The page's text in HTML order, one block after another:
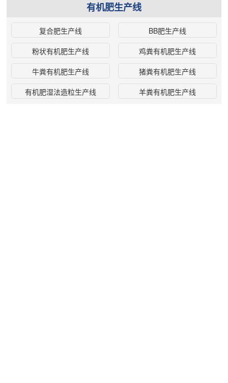
有机肥生产线
复合肥生产线
BB肥生产线
粉状有机肥生产线
鸡粪有机肥生产线
牛粪有机肥生产线
猪粪有机肥生产线
有机肥湿法造粒生产线
羊粪有机肥生产线